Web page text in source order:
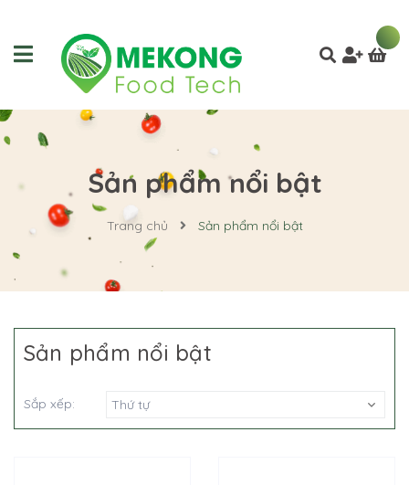
Sản phẩm nổi bật
Trang chủ Sản phẩm nổi bật
Sản phẩm nổi bật
Sắp xếp: Thứ tự